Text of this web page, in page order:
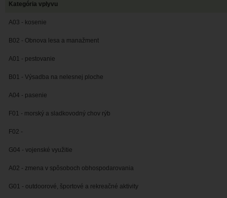
Kategória vplyvu
A03 - kosenie
B02 - Obnova lesa a manažment
A01 - pestovanie
B01 - Výsadba na nelesnej ploche
A04 - pasenie
F01 - morský a sladkovodný chov rýb
F02 -
G04 - vojenské využitie
A02 - zmena v spôsoboch obhospodarovania
G01 - outdoorové, športové a rekreačné aktivity